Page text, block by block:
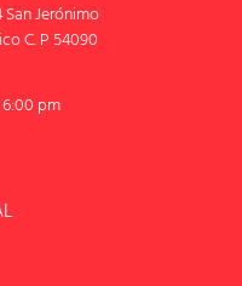
Jerónimo
C. P 54090
6:00 pm